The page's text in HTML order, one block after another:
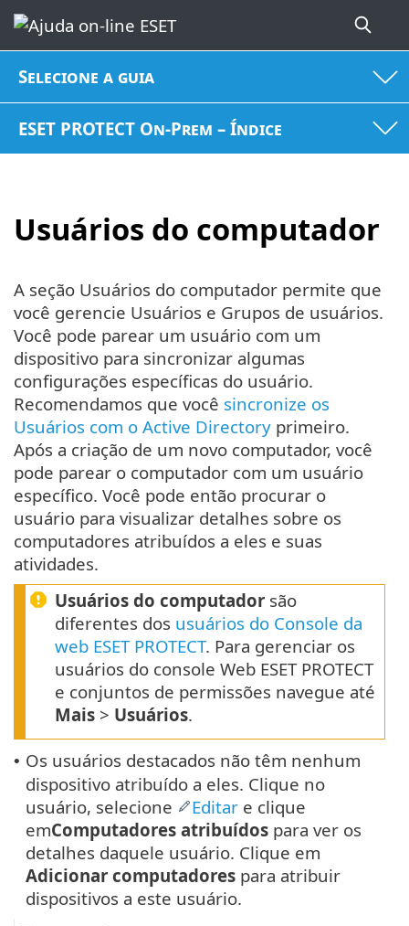
Selecione a guia
ESET PROTECT On-Prem – Índice
Usuários do computador
A seção Usuários do computador permite que
você gerencie Usuários e Grupos de usuários.
Você pode parear um usuário com um
dispositivo para sincronizar algumas
configurações específicas do usuário.
Recomendamos que você sincronize os
Usuários com o Active Directory primeiro.
Após a criação de um novo computador, você
pode parear o computador com um usuário
específico. Você pode então procurar o
usuário para visualizar detalhes sobre os
computadores atribuídos a eles e suas
atividades.
Usuários do computador são
diferentes dos usuários do Console da
web ESET PROTECT. Para gerenciar os
usuários do console Web ESET PROTECT
e conjuntos de permissões navegue até
Mais > Usuários.
• Os usuários destacados não têm nenhum
dispositivo atribuído a eles. Clique no
usuário, selecione
Editar e clique
emComputadores atribuídos para ver os
detalhes daquele usuário. Clique em
Adicionar computadores para atribuir
dispositivos a este usuário.